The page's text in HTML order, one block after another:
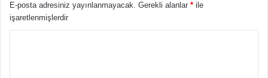
E-posta adresiniz yayınlanmayacak. Gerekli alanlar * ile
işaretlenmişlerdir